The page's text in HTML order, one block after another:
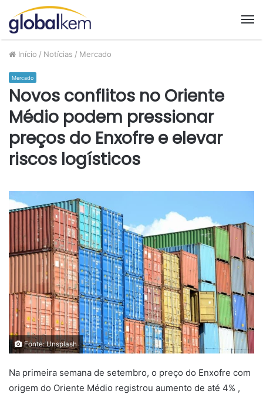
Início / Notícias / Mercado
Mercado
Novos conflitos no Oriente
Médio podem pressionar
preços do Enxofre e elevar
riscos logísticos
Fonte: Unsplash
Na primeira semana de setembro, o preço do Enxofre com
origem do Oriente Médio registrou aumento de até 4% ,